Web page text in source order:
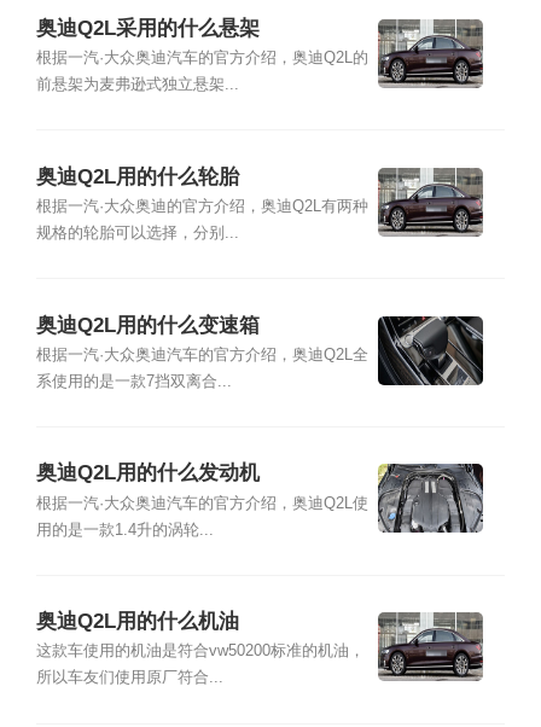
奥迪Q2L采用的什么悬架
根据一汽·大众奥迪汽车的官方介绍，奥迪Q2L的
前悬架为麦弗逊式独立悬架...
奥迪Q2L用的什么轮胎
根据一汽·大众奥迪的官方介绍，奥迪Q2L有两种
规格的轮胎可以选择，分别...
奥迪Q2L用的什么变速箱
根据一汽·大众奥迪汽车的官方介绍，奥迪Q2L全
系使用的是一款7挡双离合...
奥迪Q2L用的什么发动机
根据一汽·大众奥迪汽车的官方介绍，奥迪Q2L使
用的是一款1.4升的涡轮...
奥迪Q2L用的什么机油
这款车使用的机油是符合vw50200标准的机油，
所以车友们使用原厂符合...